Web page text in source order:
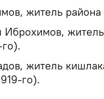
житель
Иброхимов,
житель
го).